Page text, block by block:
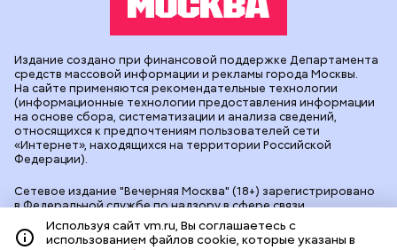
Сетевое издание "Вечерняя Москва" (18+) зарегистрировано
в Федеральной службе по надзору в сфере связи,
информационных технологий и массовых коммуникаций
(Роскомнадзор). Свидетельство о регистрации ЭЛ № ФС 77 -
Издание создано при финансовой поддержке Департамента
средств массовой информации и рекламы города Москвы.
На сайте применяются рекомендательные технологии
(информационные технологии предоставления информации
на основе сбора, систематизации и анализа сведений,
относящихся к предпочтениям пользователей сети
«Интернет», находящихся на территории Российской
Федерации).
Используя сайт vm.ru, Вы соглашаетесь с
использованием файлов cookie, которые указаны в